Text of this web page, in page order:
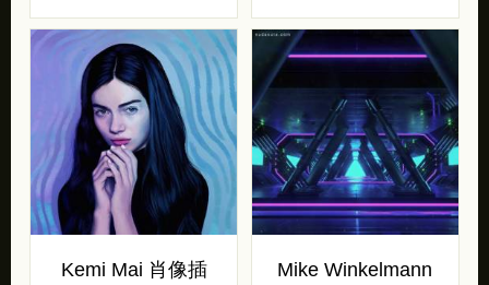
Kemi Mai 肖像插
Mike Winkelmann